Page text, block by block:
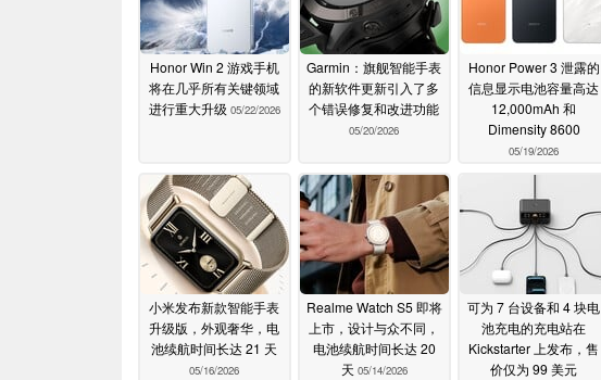
Honor Win 2 游戏手机
将在几乎所有关键领域
进行重大升级 05/22/2026
Garmin：旗舰智能手表
的新软件更新引入了多
个错误修复和改进功能
05/20/2026
Honor Power 3 泄露的
信息显示电池容量高达
12,000mAh 和
Dimensity 8600
05/19/2026
小米发布新款智能手表
升级版，外观奢华，电
池续航时间长达 21 天
05/16/2026
Realme Watch S5 即将
上市，设计与众不同，
电池续航时间长达 20
天 05/14/2026
可为 7 台设备和 4 块电
池充电的充电站在
Kickstarter 上发布，售
价仅为 99 美元